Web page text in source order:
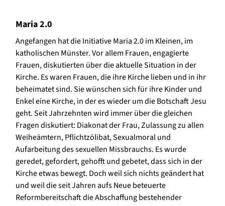
Maria 2.0
Angefangen hat die Initiative Maria 2.0 im Kleinen, im
katholischen Münster. Vor allem Frauen, engagierte
Frauen, diskutierten über die aktuelle Situation in der
Kirche. Es waren Frauen, die ihre Kirche lieben und in ihr
beheimatet sind. Sie wünschen sich für ihre Kinder und
Enkel eine Kirche, in der es wieder um die Botschaft Jesu
geht. Seit Jahrzehnten wird immer über die gleichen
Fragen diskutiert: Diakonat der Frau, Zulassung zu allen
Weiheämtern, Pflichtzölibat, Sexualmoral und
Aufarbeitung des sexuellen Missbrauchs. Es wurde
geredet, gefordert, gehofft und gebetet, dass sich in der
Kirche etwas bewegt. Doch weil sich nichts geändert hat
und weil die seit Jahren aufs Neue beteuerte
Reformbereitschaft die Abschaffung bestehender